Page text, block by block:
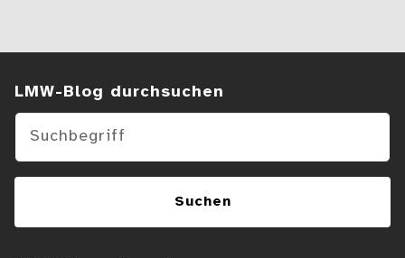
Suchen im Blog
LMW-Blog durchsuchen
Suchen